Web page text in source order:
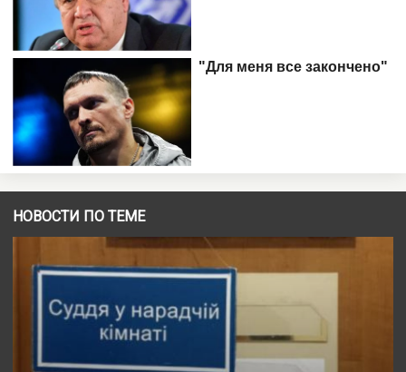
НОВОСТИ ПО ТЕМЕ